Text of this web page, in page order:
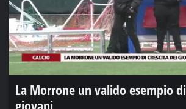
La Morrone un valido esempio
giovani